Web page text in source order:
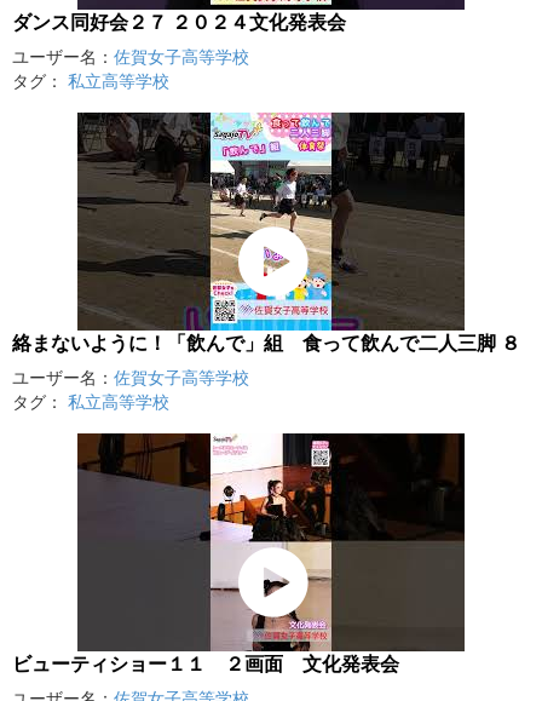
ダンス同好会２７ ２０２４文化発表会
ユーザー名： 佐賀女子高等学校
タグ： 私立高等学校
絡まないように！「飲んで」組 食って飲んで二人三脚 ８
ユーザー名： 佐賀女子高等学校
タグ： 私立高等学校
ビューティショー１１ ２画面 文化発表会